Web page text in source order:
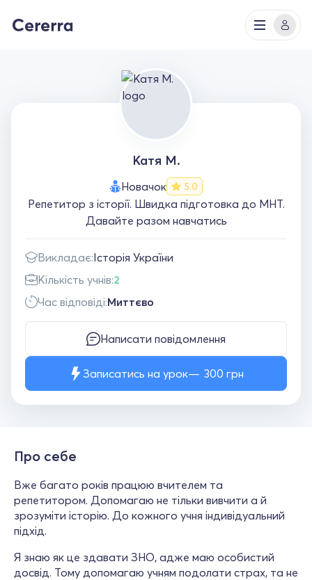
Катя М.
Новачок 5.0
Репетитор з історії. Швидка підготовка до МНТ.
Давайте разом навчатись
Викладає:Історія України
Кількість учнів:2
Час відповіді:Миттєво
Написати повідомлення
Записатись на урок 300 грн
Про себе
Вже багато років працюю вчителем та
репетитором. Допомагаю не тільки вивчити а й
зрозуміти історію. До кожного учня індивідуальний
підхід.
Я знаю як це здавати ЗНО, адже маю особистий
досвід. Тому допомагаю учням подолати страх, та не